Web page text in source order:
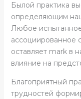
Былой практика
определяющим
Любое
ассоциированное
оставляет mark в
влияние на
Благоприятный
трудностей